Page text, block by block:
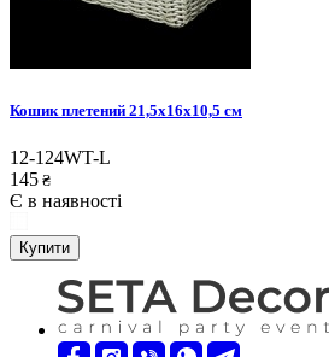
Кошик плетений 21,5х16х10,5 см
12-124WT-L
145 ₴
Є в наявності
Купити